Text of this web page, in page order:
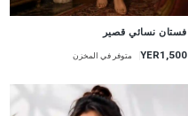
جديد
فستان نسائي قصير
YER1,500 متوفر في المخزن